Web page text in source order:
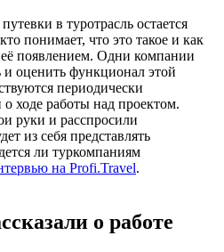
в туротрасль остается
понимает, что это такое и как
появлением. Одни компании
и оценить функционал этой
периодически
ходе работы над проектом.
руки и расспросили
из себя представлять
ли туркомпаниям
на Profi.Travel.
о работе